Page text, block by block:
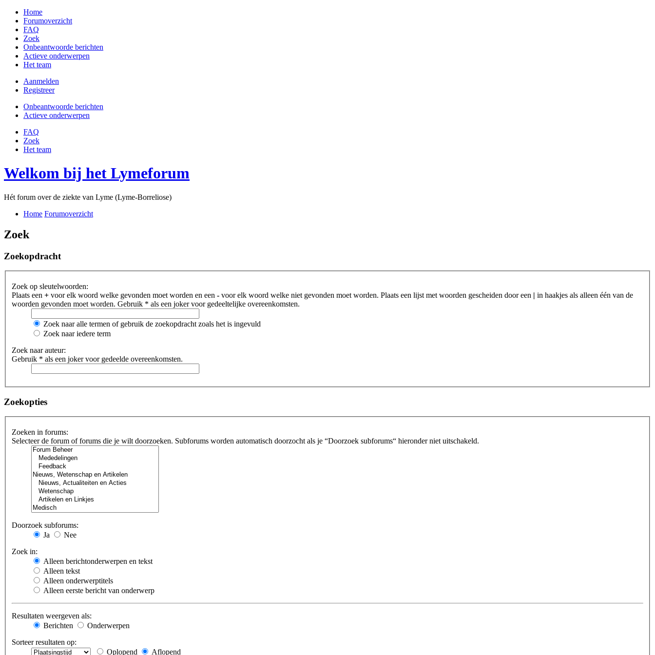
Home
Forumoverzicht
FAQ
Zoek
Onbeantwoorde berichten
Actieve onderwerpen
Het team
Aanmelden
Registreer
Onbeantwoorde berichten
Actieve onderwerpen
FAQ
Zoek
Het team
Welkom bij het Lymeforum
Hét forum over de ziekte van Lyme (Lyme-Borreliose)
Home Forumoverzicht
Zoek
Zoekopdracht
Zoek op sleutelwoorden:
Plaats een + voor elk woord welke gevonden moet worden en een - voor elk woord welke niet gevonden moet worden. Plaats een lijst met woorden gescheiden door een | in haakjes als alleen één van de
woorden gevonden moet worden. Gebruik * als een joker voor gedeeltelijke overeenkomsten.
Zoek naar alle termen of gebruik de zoekopdracht zoals het is ingevuld
Zoek naar iedere term
Zoek naar auteur:
Gebruik * als een joker voor gedeelde overeenkomsten.
Zoekopties
Zoeken in forums:
Selecteer de forum of forums die je wilt doorzoeken. Subforums worden automatisch doorzocht als je “Doorzoek subforums“ hieronder niet uitschakeld.
Doorzoek subforums:
Ja
Nee
Zoek in:
Alleen berichtonderwerpen en tekst
Alleen tekst
Alleen onderwerptitels
Alleen eerste bericht van onderwerp
Resultaten weergeven als:
Berichten
Onderwerpen
Sorteer resultaten op:
Oplopend
Aflopend